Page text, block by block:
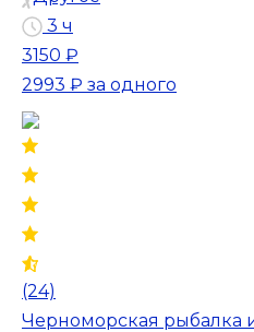
3 ч
3150 ₽
2993 ₽ за одного
(24)
Черноморская рыбалка